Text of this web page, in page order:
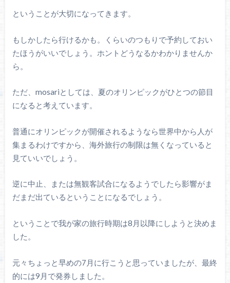
ということが大切になってきます。
もしかしたら行けるかも。くらいのつもりで予約しておい
たほうがいいでしょう。ホントどうなるかわかりませんか
ら。
ただ、mosariとしては、夏のオリンピックがひとつの節目
になると考えています。
普通にオリンピックが開催されるようなら世界中から人が
集まるわけですから、海外旅行の制限は無くなっていると
見ていいでしょう。
逆に中止、または無観客試合になるようでしたら影響がま
だまだ出ているということになるでしょう。
ということで我が家の旅行時期は8月以降にしようと決めま
した。
元々ちょっと早めの7月に行こうと思っていましたが、最終
的には9月で発券しました。